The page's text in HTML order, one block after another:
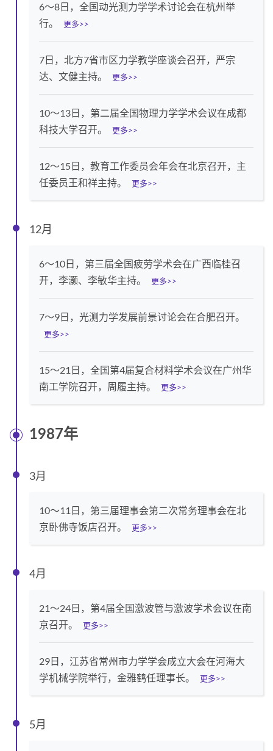
6～8日，全国动光测力学学术讨论会在杭州举
行。
更多>>
7日，北方7省市区力学教学座谈会召开，严宗
达、文健主持。
更多>>
10～13日，第二届全国物理力学学术会议在成都
科技大学召开。
更多>>
12～15日，教育工作委员会年会在北京召开，主
任委员王和祥主持。
更多>>
12月
6～10日，第三届全国疲劳学术会在广西临桂召
开，李灏、李敏华主持。
更多>>
7～9日，光测力学发展前景讨论会在合肥召开。
更多>>
15～21日，全国第4届复合材料学术会议在广州华
南工学院召开，周履主持。
更多>>
1987年
3月
10～11日，第三届理事会第二次常务理事会在北
京卧佛寺饭店召开。
更多>>
4月
21～24日，第4届全国激波管与激波学术会议在南
京召开。
更多>>
29日，江苏省常州市力学学会成立大会在河海大
学机械学院举行，金雅鹤任理事长。
更多>>
5月